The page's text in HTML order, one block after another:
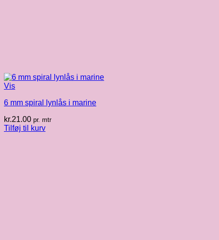
Vis
6 mm spiral lynlås i marine
kr.21.00 pr. mtr
Tilføj til kurv